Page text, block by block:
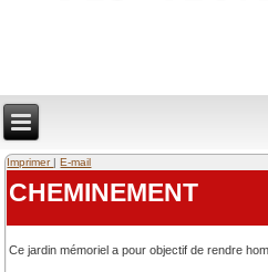
Imprimer E-mail
CHEMINEMENT
Ce jardin mémoriel a pour objectif de rendre